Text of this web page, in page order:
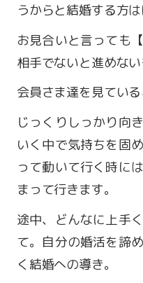
営
うからと結婚する方
お見合いと言っても
相手でないと進めない
会員さま達を見てい
じっくりしっかり向
いく中で気持ちを固
って動いて行く時に
まって行きます。
途中、どんなに上手
て。自分の婚活を諦
く結婚への導き。